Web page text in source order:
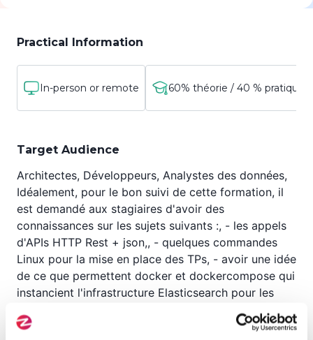
d'information.
Practical Information
In-person or remote 60% théorie / 40 % pratique
Target Audience
Architectes, Développeurs, Analystes des données,
Idéalement, pour le bon suivi de cette formation, il
est demandé aux stagiaires d'avoir des
connaissances sur les sujets suivants :, - les appels
d'APIs HTTP Rest + json,, - quelques commandes
Linux pour la mise en place des TPs, - avoir une idée
de ce que permettent docker et dockercompose qui
instancient l'infrastructure Elasticsearch pour les